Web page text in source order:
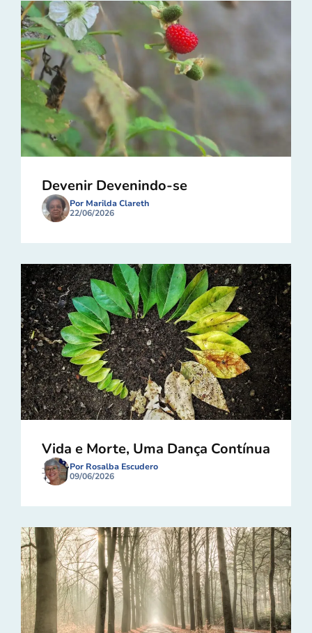
Devenir Devenindo-se
Por Marilda Clareth
22/06/2026
Vida e Morte, Uma Dança Contínua
Por Rosalba Escudero
09/06/2026